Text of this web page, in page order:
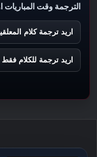
الترجمة وقت المباريات
اريد ترجمة كلام
اريد ترجمة للكلام فقط